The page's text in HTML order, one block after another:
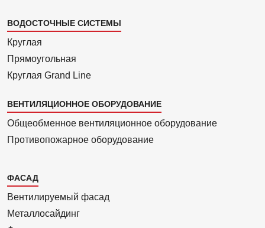
ВОДОСТОЧНЫЕ СИСТЕМЫ
Круглая
Прямоуголь­ная
Круглая Grand Line
ВЕНТИЛЯЦИОННОЕ ОБОРУДОВАНИЕ
Общеобменное вентиляционное оборудование
Противопожарное оборудование
Каталог
2
ФАСАД
Вентилиру­емый фасад
Металло­сайдинг